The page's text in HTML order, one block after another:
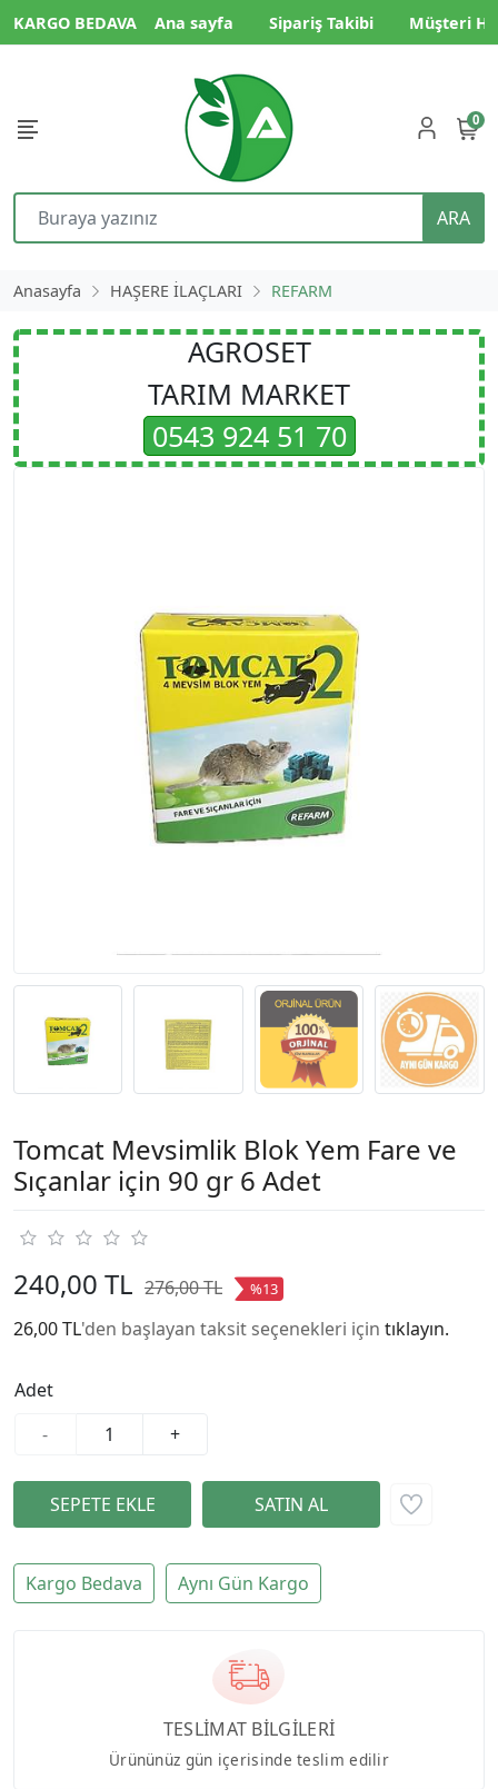
KARGO BEDAVA Ana sayfa Sipariş Takibi Müşteri
ARA
0
Anasayfa HAŞERE İLAÇLARI REFARM
AGROSET
TARIM MARKET
0543 924 51 70
Tomcat Mevsimlik Blok Yem Fare ve
Sıçanlar için 90 gr 6 Adet
240,00 TL 276,00 TL %13
26,00 TL'den başlayan taksit seçenekleri için tıklayın.
Adet
-
+
Kargo Bedava Aynı Gün Kargo
TESLİMAT BİLGİLERİ
Ürününüz gün içerisinde teslim edilir